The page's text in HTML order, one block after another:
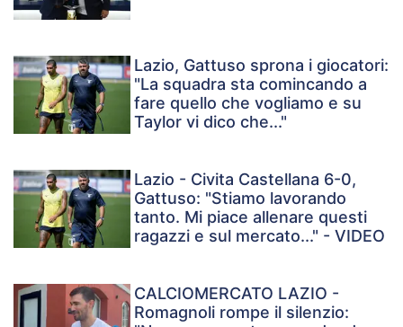
Lazio, Gattuso sprona i giocatori:
"La squadra sta comincando a
fare quello che vogliamo e su
Taylor vi dico che..."
Lazio - Civita Castellana 6-0,
Gattuso: "Stiamo lavorando
tanto. Mi piace allenare questi
ragazzi e sul mercato..." - VIDEO
CALCIOMERCATO LAZIO -
Romagnoli rompe il silenzio: